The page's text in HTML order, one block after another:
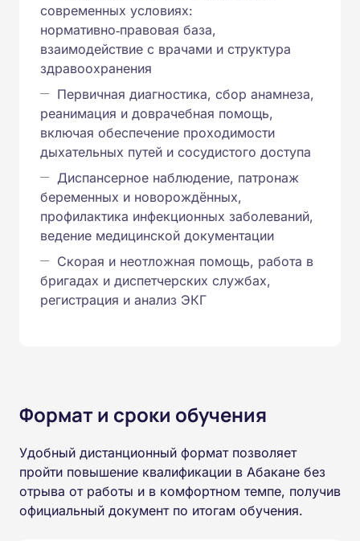
современных условиях:
нормативно‑правовая база,
взаимодействие с врачами и структура
здравоохранения
Первичная диагностика, сбор анамнеза,
реанимация и доврачебная помощь,
включая обеспечение проходимости
дыхательных путей и сосудистого доступа
Диспансерное наблюдение, патронаж
беременных и новорождённых,
профилактика инфекционных заболеваний,
ведение медицинской документации
Скорая и неотложная помощь, работа в
бригадах и диспетчерских службах,
регистрация и анализ ЭКГ
Формат и сроки обучения
Удобный дистанционный формат позволяет
пройти повышение квалификации в Абакане без
отрыва от работы и в комфортном темпе, получив
официальный документ по итогам обучения.